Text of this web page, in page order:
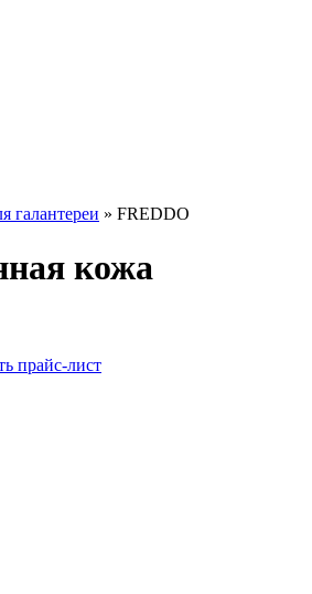
галантереи » FREDDO
кожа
прайс-лист